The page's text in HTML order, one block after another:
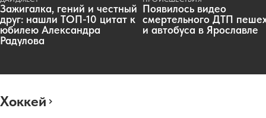
Зажигалка, гений и честный
друг: нашли ТОП-10 цитат к
юбилею Александра
Радулова
Появилось видео
смертельного ДТП
и автобуса в Ярославле
Хоккей